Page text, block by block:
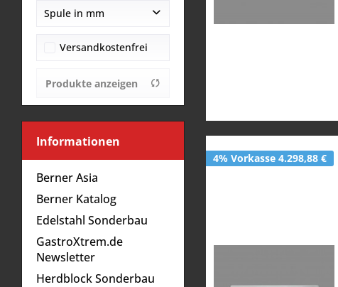
9,0
7,0
230
Spule in mm
300 ø
Versandkostenfrei
Produkte anzeigen
Informationen
Berner Asia
Berner Katalog
Edelstahl Sonderbau
GastroXtrem.de
Newsletter
Herdblock Sonderbau
4% Vorkasse 4.298,88 €